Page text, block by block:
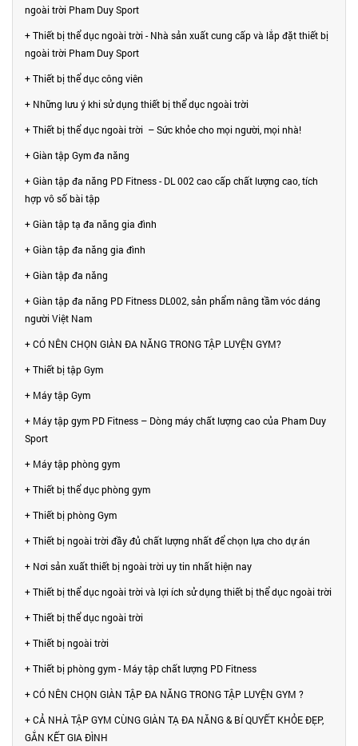
ngoài trời Pham Duy Sport
+ Thiết bị thể dục ngoài trời - Nhà sản xuất cung cấp và lắp đặt thiết bị
ngoài trời Pham Duy Sport
+ Thiết bị thể dục công viên
+ Những lưu ý khi sử dụng thiết bị thể dục ngoài trời
+ Thiết bị thể dục ngoài trời – Sức khỏe cho mọi người, mọi nhà!
+ Giàn tập Gym đa năng
+ Giàn tập đa năng PD Fitness - DL 002 cao cấp chất lượng cao, tích
hợp vô số bài tập
+ Giàn tập tạ đa năng gia đình
+ Giàn tập đa năng gia đình
+ Giàn tập đa năng
+ Giàn tập đa năng PD Fitness DL002, sản phẩm nâng tầm vóc dáng
người Việt Nam
+ CÓ NÊN CHỌN GIÀN ĐA NĂNG TRONG TẬP LUYỆN GYM?
+ Thiết bị tập Gym
+ Máy tập Gym
+ Máy tập gym PD Fitness – Dòng máy chất lượng cao của Pham Duy
Sport
+ Máy tập phòng gym
+ Thiết bị thể dục phòng gym
+ Thiết bị phòng Gym
+ Thiết bị ngoài trời đầy đủ chất lượng nhất để chọn lựa cho dự án
+ Nơi sản xuất thiết bị ngoài trời uy tin nhất hiện nay
+ Thiết bị thể dục ngoài trời và lợi ích sử dụng thiết bị thể dục ngoài trời
+ Thiết bị thể dục ngoài trời
+ Thiết bị ngoài trời
+ Thiết bị phòng gym - Máy tập chất lượng PD Fitness
+ CÓ NÊN CHỌN GIÀN TẬP ĐA NĂNG TRONG TẬP LUYỆN GYM ?
+ CẢ NHÀ TẬP GYM CÙNG GIÀN TẠ ĐA NĂNG & BÍ QUYẾT KHỎE ĐẸP,
GẮN KẾT GIA ĐÌNH